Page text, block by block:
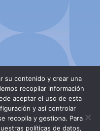
su contenido y crear una
recopilar información
aceptar el uso de esta
y así controlar
recopila y gestiona. Para
políticas de datos,